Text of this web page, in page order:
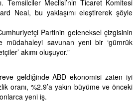
Temsilciler Meclisi’nin Ticaret Komitesi
Neal, bu yaklaşımı eleştirerek şöyle
Partinin geleneksel çizgisinin
müdahaleyi savunan yeni bir ‘gümrük
akımı oluşuyor.”
geldiğinde ABD ekonomisi zaten iyi
oranı, %2.9’a yakın büyüme ve önceki
yeni iş.